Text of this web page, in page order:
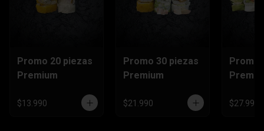
Promo 20 piezas
Premium
$13.990
Promo 30 piezas
Premium
$21.990
Promo
$27.990